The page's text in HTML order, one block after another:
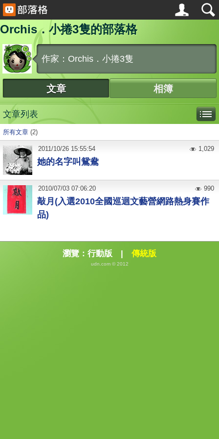
Orchis．小捲3隻的部落格
作家：Orchis．小捲3隻
文章 相簿
文章列表
所有文章 (2)
她的名字叫鴛鴦
2011/10/26 15:55:54 1,029
敲月(入選2010全國巡迴文藝營網路熱身賽作
品)
2010/07/03 07:06:20 990
瀏覽： 行動版 | 傳統版
udn.com © 2012